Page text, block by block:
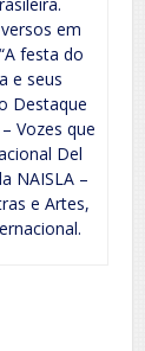
em
festa do
e seus
Destaque
Vozes que
Del
NAISLA –
e Artes,